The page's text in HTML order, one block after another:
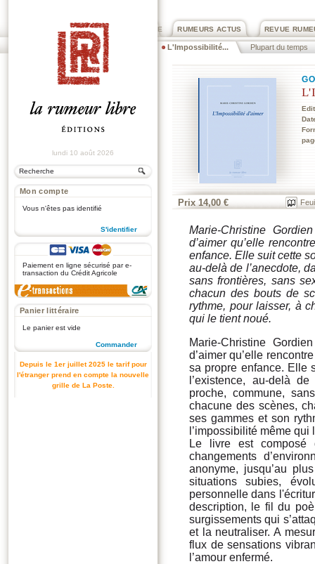
REVUE
RUMEURS ACTUS
PRIX ROGER DEXTRE
L'Impossibilité... Plupart du temps
lundi 10 août 2026
Mon compte
Vous n'êtes pas identifié
S'identifier
Paiement en ligne sécurisé par e-
transaction du Crédit Agricole
Panier littéraire
Le panier est vide
Commander
Depuis le 1er juillet 2025 le tarif pour
l'étranger prend en compte la nouvelle
grille de La Poste.
Prix 14,00 €
Marie-Christine
d’aimerqu’elle
enfance. Elle suit cette
au-delà de l’anecdote,
sans frontières, sans
chacun des bouts de
rythme, pour laisser, à
qui le tient noué.
Marie-Christine
d’aimer qu’elle
sa propre enfance. Elle
l’existence, au-delà
proche, commune,
chacune des scènes,
ses gammes et son
l’impossibilité même qui
Le livre est composé
changements
anonyme, jusqu’au
situations subies,
personnelle dans
description, le fil du
surgissements qui
et la neutraliser. A
flux de sensations
l’amour enfermé.